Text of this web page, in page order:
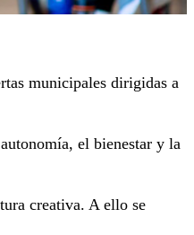
municipales dirigidas a
el bienestar y la
creativa. A ello se